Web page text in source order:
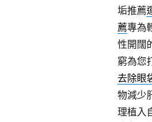
垢推薦
薦專為
性開闊
窮為您
去除眼
物減少
理植入